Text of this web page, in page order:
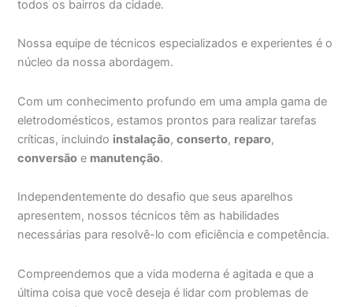
todos os bairros da cidade.
Nossa equipe de técnicos especializados e experientes é o
núcleo da nossa abordagem.
Com um conhecimento profundo em uma ampla gama de
eletrodomésticos, estamos prontos para realizar tarefas
críticas, incluindo instalação,conserto, reparo,
conversão e manutenção.
Independentemente do desafio que seus aparelhos
apresentem, nossos técnicos têm as habilidades
necessárias para resolvê-lo com eficiência e competência.
Compreendemos que a vida moderna é agitada e que a
última coisa que você deseja é lidar com problemas de